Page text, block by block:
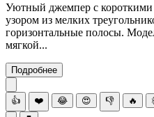
Уютный джемпер с
узором из мелких
горизонтальные полосы.
мягкой...
Подробнее
👍 ❤️ 😂 😍 👎 🔥